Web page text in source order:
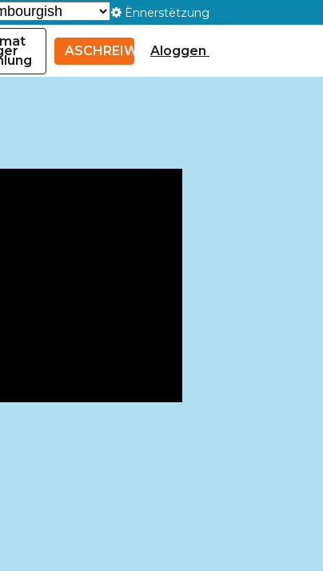
Ënnerstëtzung
ASCHREIWENAloggen